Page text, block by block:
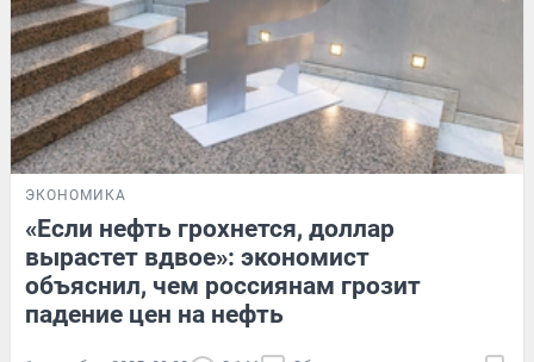
ЭКОНОМИКА
«Если нефть грохнется, доллар
вырастет вдвое»: экономист
объяснил, чем россиянам грозит
падение цен на нефть